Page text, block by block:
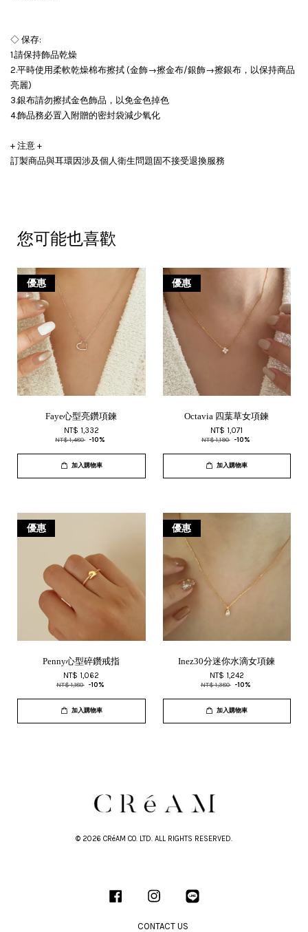
◇ 保存:
1.請保持飾品乾燥
2.平時使用柔軟乾燥棉布擦拭 (金飾→擦金布/銀飾→擦銀布，以保持商品
亮麗)
3.銀布請勿擦拭金色飾品，以免金色掉色
4.飾品務必置入附贈的密封袋減少氧化
+ 注意 +
訂製商品與耳環因涉及個人衛生問題固不接受退換服務
您可能也喜歡
優惠
Faye心型亮鑽項鍊
NT$ 1,332
NT$ 1,480 -10%
加入購物車
優惠
Octavia 四葉草女項鍊
NT$ 1,071
NT$ 1,190 -10%
加入購物車
優惠
Penny心型碎鑽戒指
NT$ 1,062
NT$ 1,180 -10%
加入購物車
優惠
Inez30分迷你水滴女項鍊
NT$ 1,242
NT$ 1,380 -10%
加入購物車
© 2026 CRéAM CO. LTD. ALL RIGHTS RESERVED.
Facebook Instagram
CONTACT US